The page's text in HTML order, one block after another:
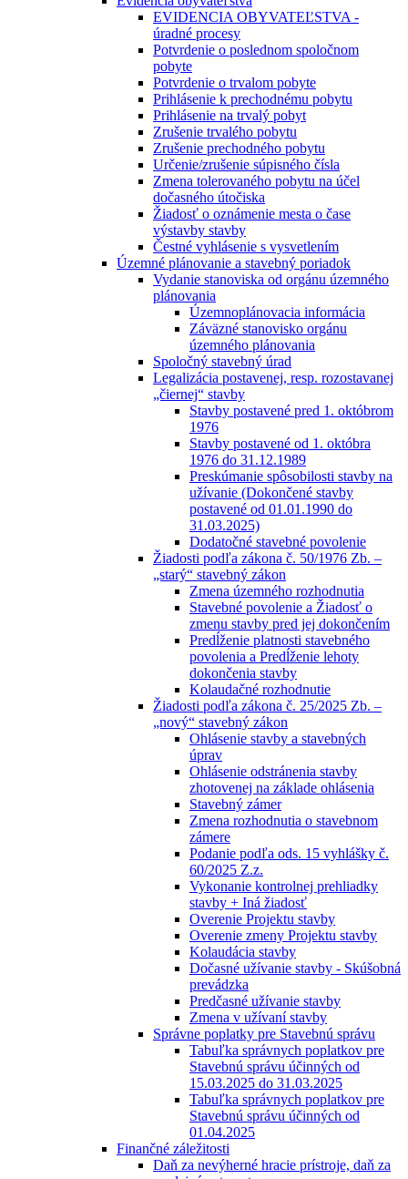
EVIDENCIA OBYVATEĽSTVA -
úradné procesy
Potvrdenie o poslednom spoločnom
pobyte
Potvrdenie o trvalom pobyte
Prihlásenie k prechodnému pobytu
Prihlásenie na trvalý pobyt
Zrušenie trvalého pobytu
Zrušenie prechodného pobytu
Určenie/zrušenie súpisného čísla
Zmena tolerovaného pobytu na účel
dočasného útočiska
Žiadosť o oznámenie mesta o čase
výstavby stavby
Čestné vyhlásenie s vysvetlením
Územné plánovanie a stavebný poriadok
Vydanie stanoviska od orgánu územného
plánovania
Územnoplánovacia informácia
Záväzné stanovisko orgánu
územného plánovania
Spoločný stavebný úrad
Legalizácia postavenej, resp. rozostavanej
„čiernej“ stavby
Stavby postavené pred 1. októbrom
1976
Stavby postavené od 1. októbra
1976 do 31.12.1989
Preskúmanie spôsobilosti stavby na
užívanie (Dokončené stavby
postavené od 01.01.1990 do
31.03.2025)
Dodatočné stavebné povolenie
Žiadosti podľa zákona č. 50/1976 Zb. –
„starý“ stavebný zákon
Zmena územného rozhodnutia
Stavebné povolenie a Žiadosť o
zmenu stavby pred jej dokončením
Predĺženie platnosti stavebného
povolenia a Predĺženie lehoty
dokončenia stavby
Kolaudačné rozhodnutie
Žiadosti podľa zákona č. 25/2025 Zb. –
„nový“ stavebný zákon
Ohlásenie stavby a stavebných
úprav
Ohlásenie odstránenia stavby
zhotovenej na základe ohlásenia
Stavebný zámer
Zmena rozhodnutia o stavebnom
zámere
Podanie podľa ods. 15 vyhlášky č.
60/2025 Z.z.
Vykonanie kontrolnej prehliadky
stavby + Iná žiadosť
Overenie Projektu stavby
Overenie zmeny Projektu stavby
Kolaudácia stavby
Dočasné užívanie stavby - Skúšobná
prevádzka
Predčasné užívanie stavby
Zmena v užívaní stavby
Správne poplatky pre Stavebnú správu
Tabuľka správnych poplatkov pre
Stavebnú správu účinných od
15.03.2025 do 31.03.2025
Tabuľka správnych poplatkov pre
Stavebnú správu účinných od
01.04.2025
Finančné záležitosti
Daň za nevýherné hracie prístroje, daň za